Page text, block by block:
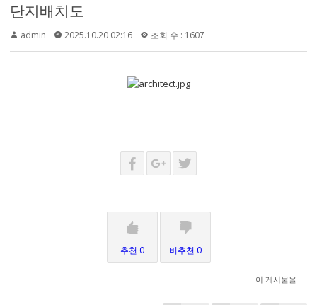
단지배치도
admin 2025.10.20 02:16 조회 수 : 1607
추천 0 비추천 0
이 게시물을